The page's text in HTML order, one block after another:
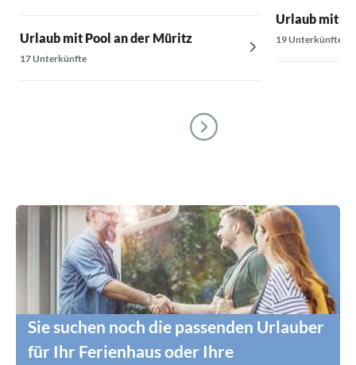
Urlaub mit Pool an der Müritz
17 Unterkünfte
Urlaub mit
19 Unterkünfte
Sie suchen noch die passenden Urlauber
für Ihr Ferienhaus oder Ihre